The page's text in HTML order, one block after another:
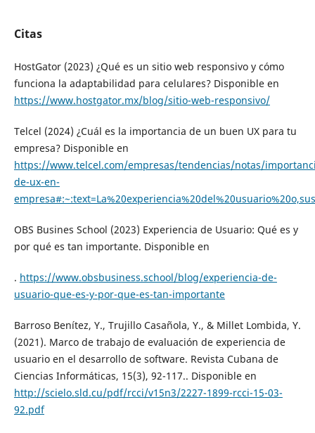
Citas
HostGator (2023) ¿Qué es un sitio web responsivo y cómo
funciona la adaptabilidad para celulares? Disponible en
https://www.hostgator.mx/blog/sitio-web-responsivo/
Telcel (2024) ¿Cuál es la importancia de un buen UX para tu
empresa? Disponible en
https://www.telcel.com/empresas/tendencias/notas/
de-ux-en-
OBS Busines School (2023) Experiencia de Usuario: Qué es y
por qué es tan importante. Disponible en
. https://www.obsbusiness.school/blog/experiencia-de-
usuario-que-es-y-por-que-es-tan-importante
Barroso Benítez, Y., Trujillo Casañola, Y., & Millet Lombida, Y.
(2021). Marco de trabajo de evaluación de experiencia de
usuario en el desarrollo de software. Revista Cubana de
Ciencias Informáticas, 15(3), 92-117.. Disponible en
http://scielo.sld.cu/pdf/rcci/v15n3/2227-1899-rcci-15-03-
92.pdf